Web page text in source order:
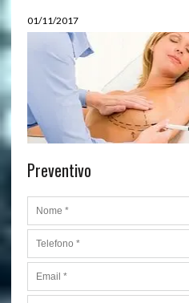
01/11/2017
Preventivo